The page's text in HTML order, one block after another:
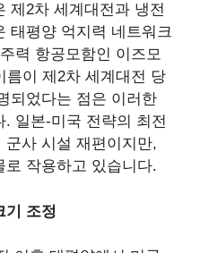
제2차 세계대전과 냉전
태평양 억지력 네트워크
력 항공모함인 이즈모
름이 제2차 세계대전 당
되었다는 점은 이러한
일본-미국 전략의 최전
군사 시설 재편이지만,
로 작용하고 있습니다.
기 조정